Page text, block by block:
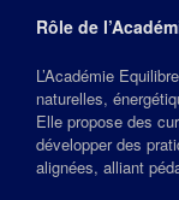
Rôle de
L’Académie
naturelles,
Elle propose des
développer des
alignées, alliant